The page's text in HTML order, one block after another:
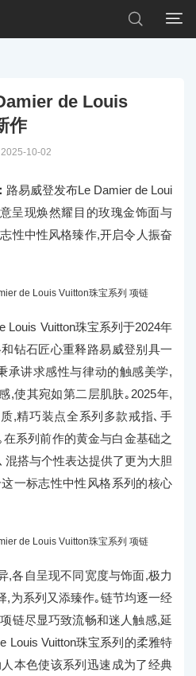


de Louis
作
2025-10-02
路易威登发布Le Damier de Loui
呈现焕然耀目的玫瑰金饰面与
性中性风格臻作,开启令人振奋
de Louis Vuitton珠宝系列 项链
Louis Vuitton珠宝系列于2024年
钻石匠心重释路易威登别具一
承讲求感性与律动的触感美学,
,使其宛如第二层肌肤｡2025年,
,精巧装点全系列多款戒指､手
系列前作的黄金与白金基础之
混搭与个性表达提供了更为大胆
一标志性中性风格系列的核心
de Louis Vuitton珠宝系列 项链
,各自呈现不同宽度与饰面,极力
,为系列又添臻作｡链节均逐一经
链尽显巧致流畅和迷人触感,延
Louis Vuitton珠宝系列的柔雅特
本色使该系列迅速成为了经典